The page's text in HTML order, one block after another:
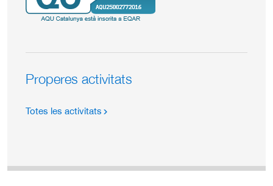
Properes activitats
Totes les activitats